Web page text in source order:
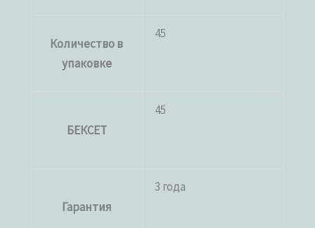
Количество в
упаковке
45
БЕКСЕТ
45
Гарантия
3 года